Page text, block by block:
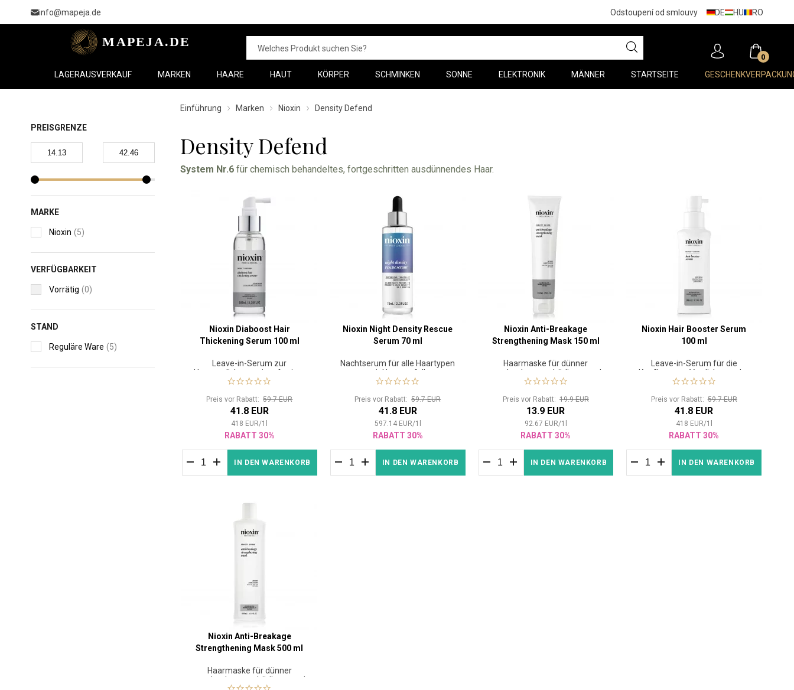
info@mapeja.de Odstoupení od smlouvy DE HU RO
0
LAGERAUSVERKAUF MARKEN HAARE HAUT KÖRPER SCHMINKEN SONNE ELEKTRONIK MÄNNER STARTSEITE
PREISGRENZE
MARKE
Nioxin (5)
VERFÜGBARKEIT
Vorrätig (0)
STAND
Reguläre Ware (5)
Einführung Marken Nioxin Density Defend
Density Defend
System Nr.6 für chemisch behandeltes, fortgeschritten ausdünnendes Haar.
Nioxin Diaboost Hair
Thickening Serum 100 ml
Leave-in-Serum zur
Haarverdickung mit sofortiger
Wirkung.
Preis vor Rabatt:59.7 EUR
41.8 EUR
418 EUR/1
RABATT 30%
IN DEN WARENKORB
Nioxin Night Density Rescue
Serum 70 ml
Nachtserum für alle Haartypen
mit Haarausfall.
Preis vor Rabatt:59.7 EUR
41.8 EUR
597.14 EUR/1
RABATT 30%
IN DEN WARENKORB
Nioxin Anti-Breakage
Strengthening Mask 150 ml
Haarmaske für dünner
werdendes, geschädigtes und
coloriertes Haar.
Preis vor Rabatt: 19.9 EUR
13.9 EUR
92.67 EUR/1
RABATT 30%
IN DEN WARENKORB
Nioxin Hair Booster Serum
100 ml
Leave-in-Serum für die
Kopfhaut zur Verdichtung der
Haarsträhnen.
Preis vor Rabatt:59.7 EUR
41.8 EUR
418 EUR/1
RABATT 30%
IN DEN WARENKORB
Nioxin Anti-Breakage
Strengthening Mask 500 ml
Haarmaske für dünner
werdendes, geschädigtes und